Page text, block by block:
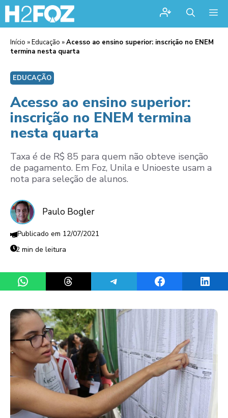
Início »Educação »Acesso ao ensino superior: inscrição no ENEM
termina nesta quarta
EDUCAÇÃO
Acesso ao ensino superior:
inscrição no ENEM termina
nesta quarta
Taxa é de R$ 85 para quem não obteve isenção
de pagamento. Em Foz, Unila e Unioeste usam a
nota para seleção de alunos.
Paulo Bogler
12/07/2021
2 min de leitura
Share on WhatsAppShare on ThreadsShare on TelegramShare on Facebook